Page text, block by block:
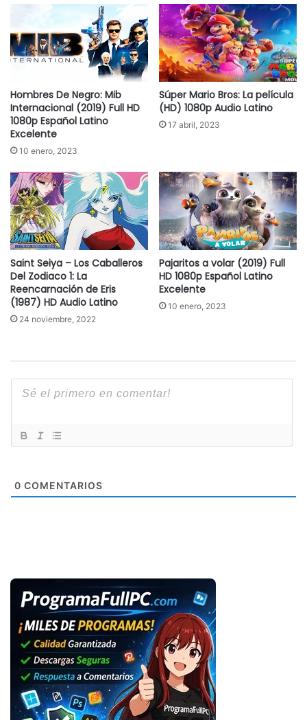
Hombres De Negro: Mib
Internacional (2019) Full HD
1080p Español Latino
Excelente
10 enero, 2023
Súper Mario Bros: La película
(HD) 1080p Audio Latino
17 abril, 2023
Saint Seiya – Los Caballeros
Del Zodiaco 1: La
Reencarnación de Eris
(1987) HD Audio Latino
24 noviembre, 2022
Pajaritos a volar (2019) Full
HD 1080p Español Latino
Excelente
10 enero, 2023
0 COMENTARIOS